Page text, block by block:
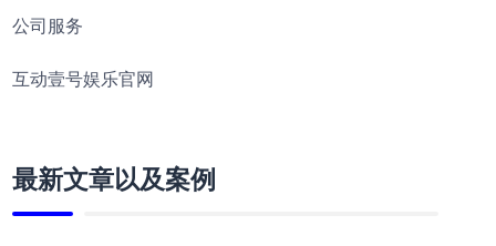
公司服务
互动壹号娱乐官网
最新文章以及案例